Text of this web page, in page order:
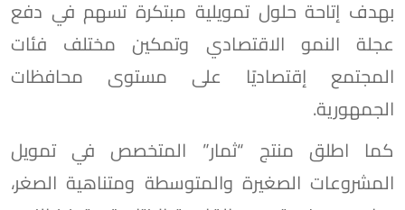
بهدف إتاحة حلول تمويلية مبتكرة تسهم في دفع
عجلة النمو الاقتصادي وتمكين مختلف فئات
المجتمع إقتصاديًا على مستوى محافظات
الجمهورية.
كما اطلق منتج “ثمار” المتخصص في تمويل
المشروعات الصغيرة والمتوسطة ومتناهية الصغر،